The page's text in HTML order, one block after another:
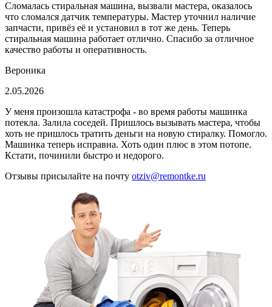
Сломалась стиральная машина, вызвали мастера, оказалось
что сломался датчик температуры. Мастер уточнил наличие
запчасти, привёз её и установил в тот же день. Теперь
стиральная машина работает отлично. Спасибо за отличное
качество работы и оперативность.
Вероника
2.05.2026
У меня произошла катастрофа - во время работы машинка
потекла. Залила соседей. Пришлось вызывать мастера, чтобы
хоть не пришлось тратить деньги на новую стиралку. Помогло.
Машинка теперь исправна. Хоть один плюс в этом потопе.
Кстати, починили быстро и недорого.
Отзывы присылайте на почту otziv@remontke.ru